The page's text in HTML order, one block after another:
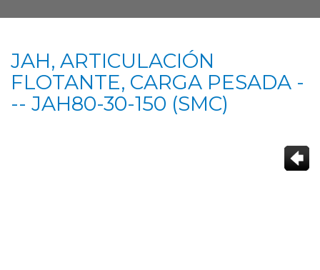
JAH, ARTICULACIÓN
FLOTANTE, CARGA PESADA -
-- JAH80-30-150 (SMC)